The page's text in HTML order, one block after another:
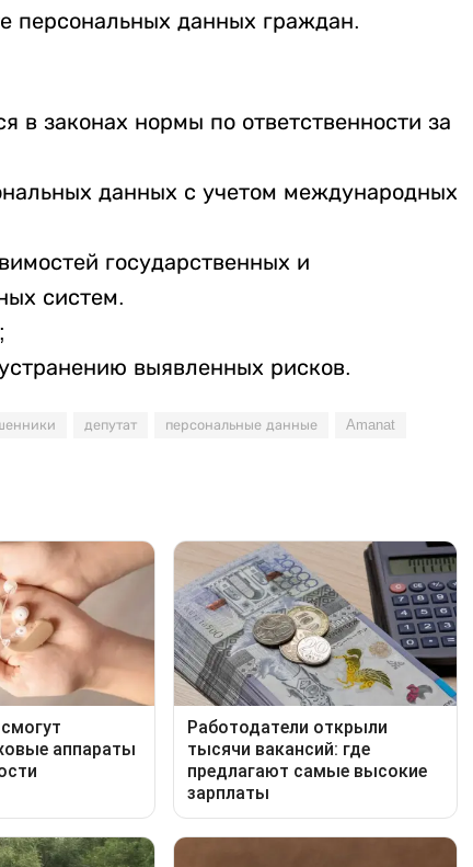
персональных данных граждан.
в законах нормы по ответственности за
данных с учетом международных
государственных и
систем.
выявленных рисков.
депутат персональные данные Amanat